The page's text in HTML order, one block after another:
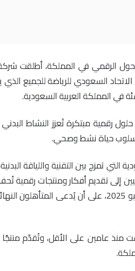
السعودي للرياضة للجميع الذي
في المملكة العربية السعودية.
رقمية مبتكرة تُعزز النشاط
تمزج بين التقنية واللياقة
إلى تقديم أفكار ومنتجات رقمية
تم فتح باب التقديم من 16 يونيو حتى 31 يوليو 2025،
عامين على الأقل، وتُقدّم